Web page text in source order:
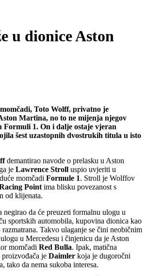
u dionice Aston
Toto Wolff, privatno je
Martina, no to ne mijenja njegov
Formuli 1. On i dalje ostaje vjeran
šest uzastopnih dvostrukih titula u isto
demantirao navode o prelasku u Aston
je Lawrence Stroll uspio uvjeriti u
momčadi Formule 1. Stroll je Wolffov
Point ima blisku povezanost s
od klijenata.
da će preuzeti formalnu ulogu u
sportskih automobila, kupovina dionica kao
Takvo ulaganje se čini neobičnim
u Mercedesu i činjenicu da je Aston
momčadi Red Bulla. Ipak, matična
je Daimler koja je dugoročni
tako da nema sukoba interesa.